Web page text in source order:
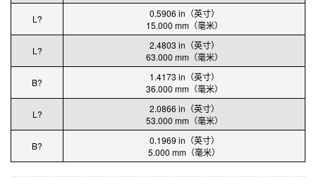
L?
0.5906 in（英寸）
15.000 mm（毫米）
L?
2.4803 in（英寸）
63.000 mm（毫米）
B?
1.4173 in（英寸）
36.000 mm（毫米）
L?
2.0866 in（英寸）
53.000 mm（毫米）
B?
0.1969 in（英寸）
5.000 mm（毫米）